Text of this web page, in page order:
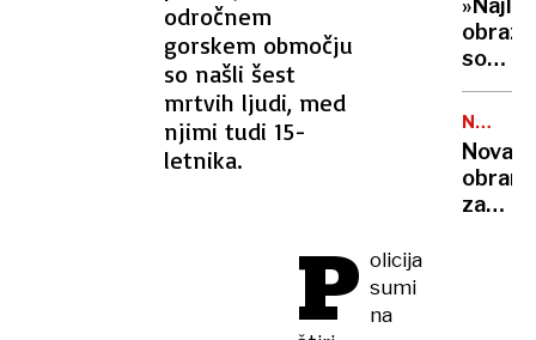
odročnem
gorskem območju
so našli šest
mrtvih ljudi, med
njimi tudi 15-
letnika.
P olicija
sumi
na
globok
prepad
primer,
ki je
osupnil
obraz
pod
Stasi
jo je
celo
Nova
za